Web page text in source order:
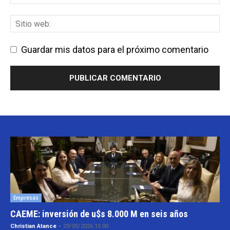
Guardar mis datos para el próximo comentario
Empresas
CAEME: inversión de u$s 8.000 M en seis años
Christian Atance - 29/05/2026 15:00